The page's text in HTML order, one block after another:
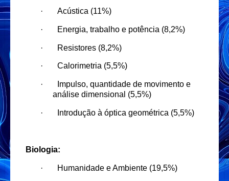
· Acústica (11%)
· Energia, trabalho e potência (8,2%)
· Resistores (8,2%)
· Calorimetria (5,5%)
·
Impulso, quantidade de movimento e
análise dimensional (5,5%)
· Introdução à óptica geométrica (5,5%)
Biologia:
· Humanidade e Ambiente (19,5%)